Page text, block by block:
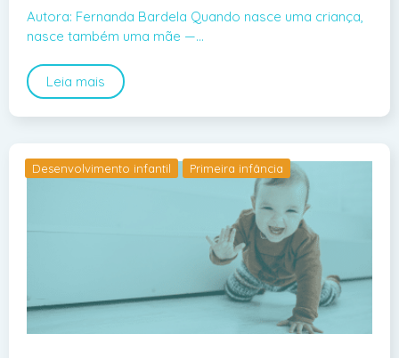
Autora: Fernanda Bardela Quando nasce uma criança,
nasce também uma mãe —…
Leia mais
Desenvolvimento infantil Primeira infância